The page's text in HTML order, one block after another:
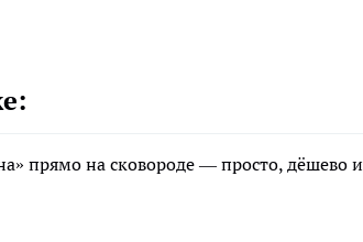
прямо на сковороде — просто, дёшево и